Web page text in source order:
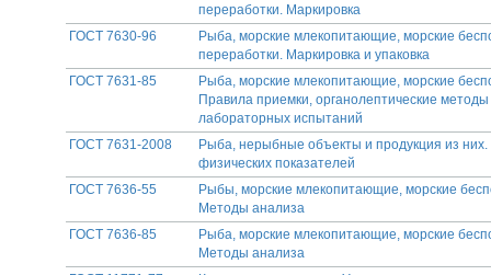
переработки. Маркировка
ГОСТ 7630-96
Рыба, морские млекопитающие, морские
переработки. Маркировка и упаковка
ГОСТ 7631-85
Рыба, морские млекопитающие, морские
Правила приемки, органолептические
лабораторных испытаний
ГОСТ 7631-2008
Рыба, нерыбные объекты и продукция из
физических показателей
ГОСТ 7636-55
Рыбы, морские млекопитающие, морские
Методы анализа
ГОСТ 7636-85
Рыба, морские млекопитающие, морские
Методы анализа